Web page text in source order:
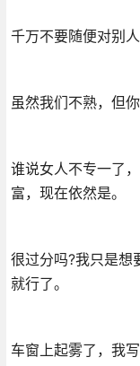
千万不要随便对别
虽然我们不熟，但
谁说女人不专一了
富，现在依然是。
很过分吗?我只是想
就行了。
车窗上起雾了，我